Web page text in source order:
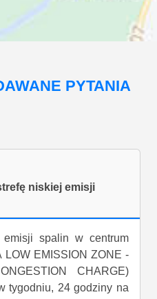
PYTANIA
niskiej emisji
emisji spalin w centrum
LOW EMISSION ZONE -
CHARGE)
tygodniu, 24 godziny na